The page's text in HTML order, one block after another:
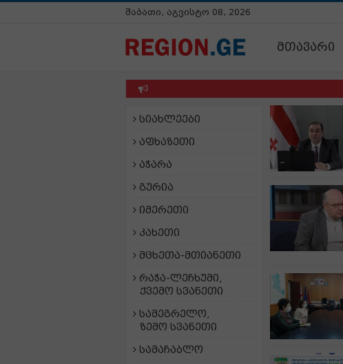
შაბათი, აგვისტო 08, 2026
მთავარი
სიახლეები
აფხაზეთი
აჭარა
გურია
იმერეთი
კახეთი
მცხეთა-მთიანეთი
რაჭა-ლეჩხუმი,
ქვემო სვანეთი
სამეგრელო,
ზემო სვანეთი
სამაჩაბლო